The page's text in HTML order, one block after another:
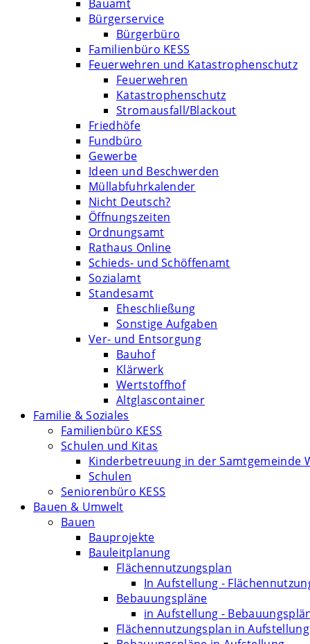
Bauamt
Bürgerservice
Bürgerbüro
Familienbüro KESS
Feuerwehren und Katastrophenschutz
Feuerwehren
Katastrophenschutz
Stromausfall/Blackout
Friedhöfe
Fundbüro
Gewerbe
Ideen und Beschwerden
Müllabfuhrkalender
Nicht Deutsch?
Öffnungszeiten
Ordnungsamt
Rathaus Online
Schieds- und Schöffenamt
Sozialamt
Standesamt
Eheschließung
Sonstige Aufgaben
Ver- und Entsorgung
Bauhof
Klärwerk
Wertstoffhof
Altglascontainer
Familie & Soziales
Familienbüro KESS
Schulen und Kitas
Kinderbetreuung in der Samtgemeinde
Schulen
Seniorenbüro KESS
Bauen & Umwelt
Bauen
Bauprojekte
Bauleitplanung
Flächennutzungsplan
In Aufstellung -
Bebauungspläne
in Aufstellung -
Flächennutzungsplan in Aufstellung